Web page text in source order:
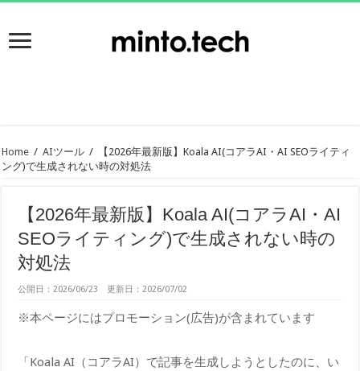
Home / AIツール /
【2026年最新版】Koala AI(コアラAI・AI SEOライティ
ング)で生成されない時の対処法
【2026年最新版】Koala AI(コアラAI・AI
SEOライティング)で生成されない時の
対処法
公開日：2026/06/23 更新日：2026/07/02
※本ページにはプロモーション(広告)が含まれています
「Koala AI（コアラAI）で記事を生成しようとしたのに、い